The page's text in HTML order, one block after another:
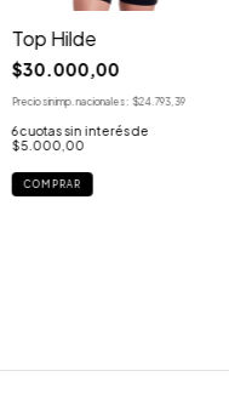
Top Hilde
$30.000,00
Precio sin imp. nacionales: $24.793,39
6cuotas sin interés de
$5.000,00
COMPRAR